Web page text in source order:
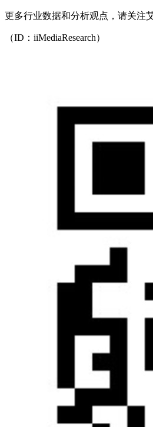
更多行业数据和分析观点，请关注
（ID：iiMediaResearch）